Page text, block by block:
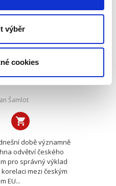
výběr
cookies
Výklad práva
Evropské unie
Šamlot
době významně
odvětví českého
pro správný výklad
mezi českým
EU...